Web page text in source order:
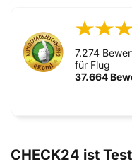
7.274
für Flug
37.664
CHECK24 ist